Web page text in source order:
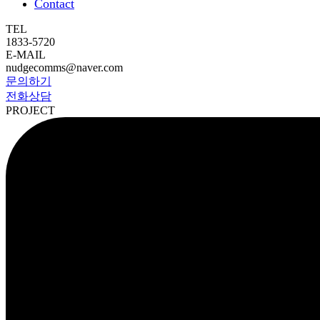
Contact
TEL
1833-5720
E-MAIL
nudgecomms@naver.com
문의하기
전화상담
워드프레스 홈페이지 제작사례 넛지커뮤
PROJECT